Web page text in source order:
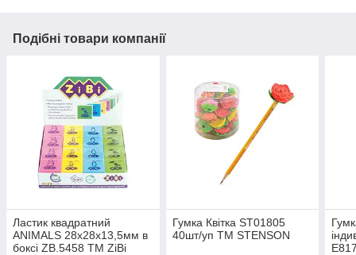
Подібні товари компанії
Ластик квадратний
ANIMALS 28х28х13,5мм в
боксі ZB.5458 ТМ ZiBi
Гумка Квітка ST01805
40шт/уп ТМ STENSON